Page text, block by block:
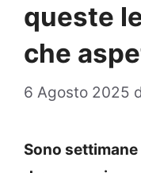
queste
che
6 Agosto 2025
Sono